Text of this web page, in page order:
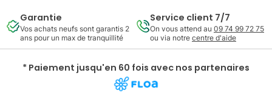
Garantie
Vos achats neufs sont garantis 2
ans pour un max de tranquillité
Service client 7/7
On vous attend au 09 74 99 72 75
ou via notre centre d'aide
* Paiement jusqu'en 60 fois avec nos partenaires